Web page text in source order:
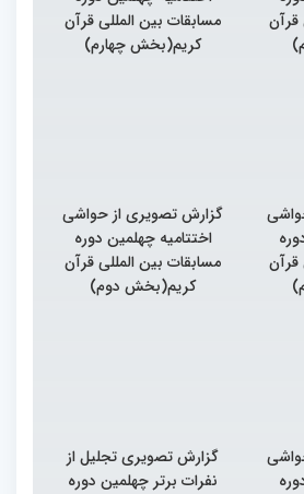
قرآن
مسابقات بین المللی قرآن
کریم(بخش چهارم)
قرآن
گزارش تصویری از حواشی
اختتامیه چهلمین دوره
مسابقات بین المللی قرآن
کریم(بخش دوم)
گزارش تصویری تجلیل از
نفرات برتر چهلمین دوره